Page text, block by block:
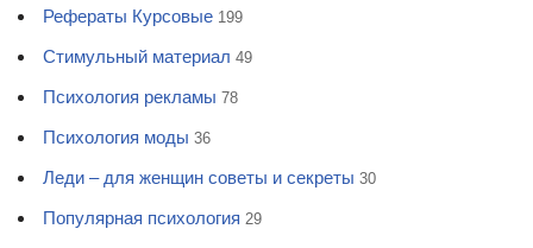
Рефераты Курсовые 199
Стимульный материал 49
Психология рекламы 78
Психология моды 36
Леди – для женщин советы и секреты 30
Популярная психология 29